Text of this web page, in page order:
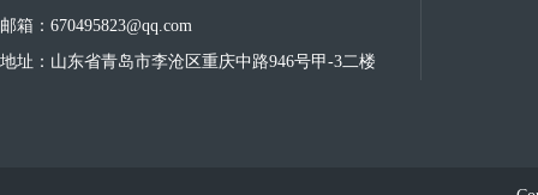
邮箱：670495823@qq.com
地址：山东省青岛市李沧区重庆中路946号甲-3二楼